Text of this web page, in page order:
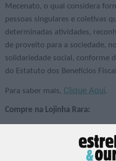
Mecenato, o qual considera
pessoas singulares e coletivas
determinadas atividades,
de proveito para a sociedade,
solidariedade social, conforme
do Estatuto dos Benefícios
Para saber mais, Clique Aqui.
Compre na Lojinha Rara:
Ao adquirir os nossos artigos
Raríssimas e os meninos que